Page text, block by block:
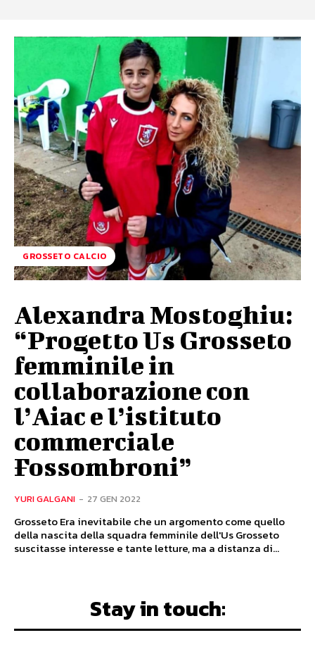
GROSSETO CALCIO
Alexandra Mostoghiu:
“Progetto Us Grosseto
femminile in
collaborazione con
l’Aiac e l’istituto
commerciale
Fossombroni”
YURI GALGANI - 27 GEN 2022
Grosseto Era inevitabile che un argomento come quello
della nascita della squadra femminile dell'Us Grosseto
suscitasse interesse e tante letture, ma a distanza di...
Stay in touch: